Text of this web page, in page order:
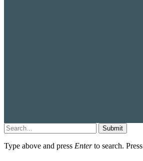
Submit
Type above and press Enterto search. Press